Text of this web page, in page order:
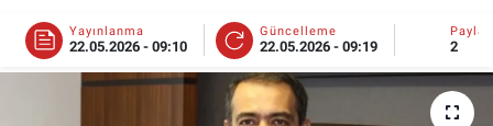
Yayınlanma
22.05.2026 - 09:10
Güncelleme
22.05.2026 - 09:19 2
YEMEK
ESKİŞEHİR NÖBETÇİ ECZANELER
Haber Arşivi